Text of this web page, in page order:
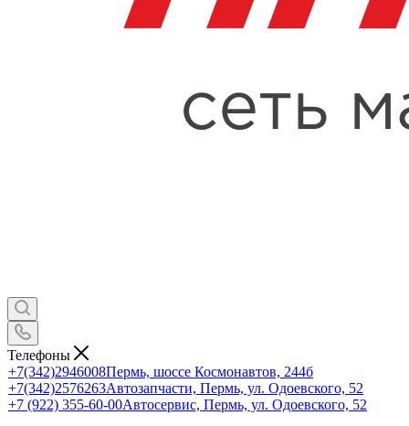
Телефоны
+7(342)2946008Пермь, шоссе Космонавтов, 244б
+7(342)2576263Автозапчасти, Пермь, ул. Одоевского, 52
+7 (922) 355-60-00Автосервис, Пермь, ул. Одоевского, 52